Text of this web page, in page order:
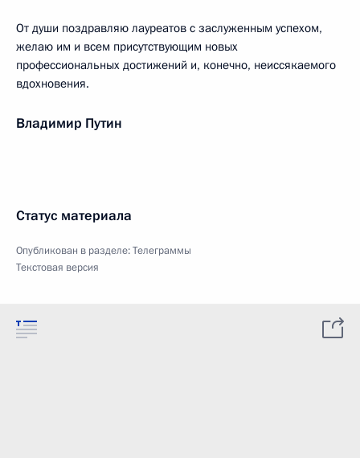
От души поздравляю лауреатов с заслуженным успехом,
желаю им и всем присутствующим новых
профессиональных достижений и, конечно, неиссякаемого
вдохновения.
Владимир Путин
Статус материала
Опубликован в разделе:Телеграммы
Текстовая версия